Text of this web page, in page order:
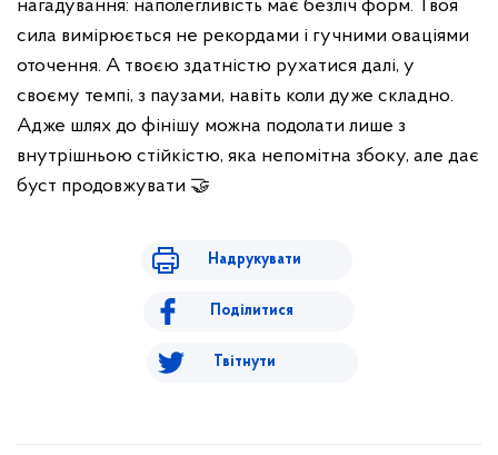
нагадування: наполегливість має безліч форм. Твоя
сила вимірюється не рекордами і гучними оваціями
оточення. А твоєю здатністю рухатися далі, у
своєму темпі, з паузами, навіть коли дуже складно.
Адже шлях до фінішу можна подолати лише з
внутрішньою стійкістю, яка непомітна збоку, але дає
буст продовжувати 🤝
Надрукувати
Поділитися
Твітнути